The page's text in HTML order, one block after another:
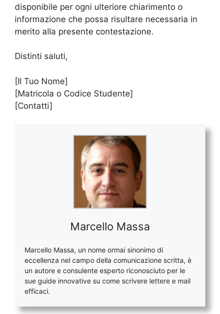
disponibile per ogni ulteriore chiarimento o
informazione che possa risultare necessaria in
merito alla presente contestazione.
Distinti saluti,
[Il Tuo Nome]
[Matricola o Codice Studente]
[Contatti]
Marcello Massa
Marcello Massa, un nome ormai sinonimo di
eccellenza nel campo della comunicazione scritta, è
un autore e consulente esperto riconosciuto per le
sue guide innovative su come scrivere lettere e mail
efficaci.